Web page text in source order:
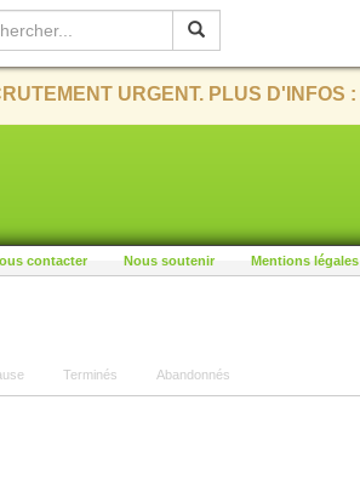
URGENT. PLUS D'INFOS :
contacter Nous soutenir Mentions légales
Terminés Abandonnés